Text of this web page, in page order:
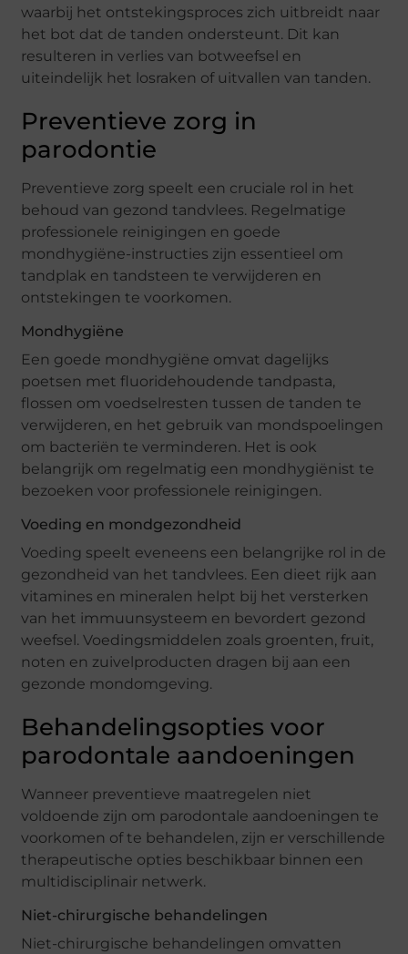
waarbij het ontstekingsproces zich uitbreidt naar
het bot dat de tanden ondersteunt. Dit kan
resulteren in verlies van botweefsel en
uiteindelijk het losraken of uitvallen van tanden.
Preventieve zorg in
parodontie
Preventieve zorg speelt een cruciale rol in het
behoud van gezond tandvlees. Regelmatige
professionele reinigingen en goede
mondhygiëne-instructies zijn essentieel om
tandplak en tandsteen te verwijderen en
ontstekingen te voorkomen.
Mondhygiëne
Een goede mondhygiëne omvat dagelijks
poetsen met fluoridehoudende tandpasta,
flossen om voedselresten tussen de tanden te
verwijderen, en het gebruik van mondspoelingen
om bacteriën te verminderen. Het is ook
belangrijk om regelmatig een mondhygiënist te
bezoeken voor professionele reinigingen.
Voeding en mondgezondheid
Voeding speelt eveneens een belangrijke rol in de
gezondheid van het tandvlees. Een dieet rijk aan
vitamines en mineralen helpt bij het versterken
van het immuunsysteem en bevordert gezond
weefsel. Voedingsmiddelen zoals groenten, fruit,
noten en zuivelproducten dragen bij aan een
gezonde mondomgeving.
Behandelingsopties voor
parodontale aandoeningen
Wanneer preventieve maatregelen niet
voldoende zijn om parodontale aandoeningen te
voorkomen of te behandelen, zijn er verschillende
therapeutische opties beschikbaar binnen een
multidisciplinair netwerk.
Niet-chirurgische behandelingen
Niet-chirurgische behandelingen omvatten